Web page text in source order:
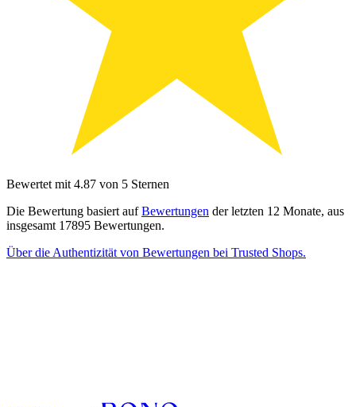
Bewertet mit 4.87 von 5 Sternen
Die Bewertung basiert aufBewertungen der letzten 12 Monate, aus
insgesamt 17895 Bewertungen.
Über die Authentizität von Bewertungen bei Trusted Shops.